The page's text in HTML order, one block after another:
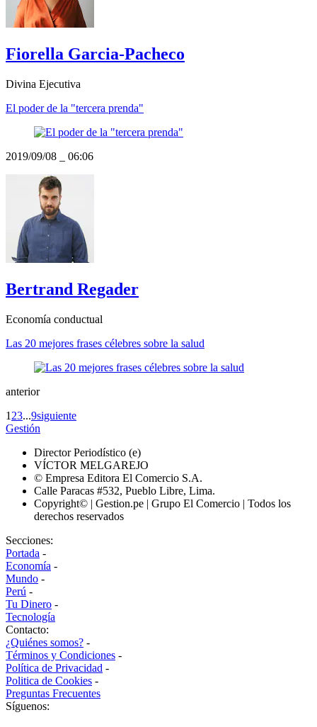
Fiorella Garcia-Pacheco
Divina Ejecutiva
El poder de la "tercera prenda"
2019/09/08 06:06
Bertrand Regader
Economía conductual
Las 20 mejores frases célebres sobre la salud
anterior
1 23...9siguiente
Gestión
Director Periodístico (e)
VÍCTOR MELGAREJO
© Empresa Editora El Comercio S.A.
Calle Paracas #532, Pueblo Libre, Lima.
Copyright© | Gestion.pe | Grupo El Comercio | Todos los
derechos reservados
Secciones:
Portada -
Economía -
Mundo -
Perú -
Tu Dinero -
Tecnología
Contacto:
¿Quiénes somos? -
Términos y Condiciones -
Política de Privacidad -
Politica de Cookies -
Preguntas Frecuentes
Síguenos: